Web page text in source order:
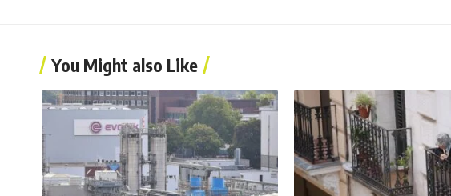
You Might also Like